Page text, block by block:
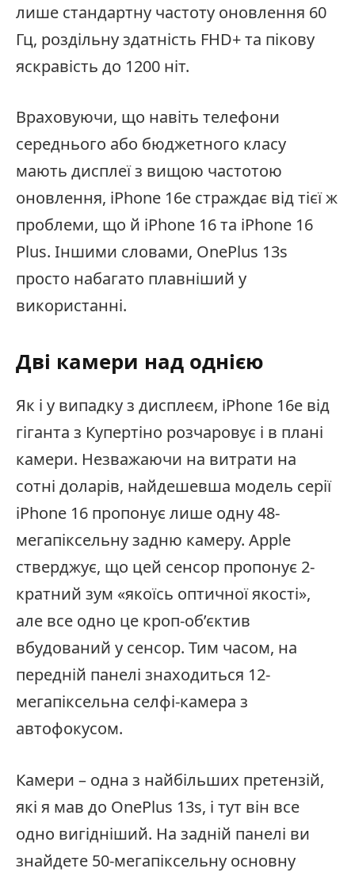
лише стандартну частоту оновлення 60
Гц, роздільну здатність FHD+ та пікову
яскравість до 1200 ніт.
Враховуючи, що навіть телефони
середнього або бюджетного класу
мають дисплеї з вищою частотою
оновлення, iPhone 16e страждає від тієї ж
проблеми, що й iPhone 16 та iPhone 16
Plus. Іншими словами, OnePlus 13s
просто набагато плавніший у
використанні.
Дві камери над однією
Як і у випадку з дисплеєм, iPhone 16e від
гіганта з Купертіно розчаровує і в плані
камери. Незважаючи на витрати на
сотні доларів, найдешевша модель серії
iPhone 16 пропонує лише одну 48-
мегапіксельну задню камеру. Apple
стверджує, що цей сенсор пропонує 2-
кратний зум «якоїсь оптичної якості»,
але все одно це кроп-об’єктив
вбудований у сенсор. Тим часом, на
передній панелі знаходиться 12-
мегапіксельна селфі-камера з
автофокусом.
Камери – одна з найбільших претензій,
які я мав до OnePlus 13s, і тут він все
одно вигідніший. На задній панелі ви
знайдете 50-мегапіксельну основну